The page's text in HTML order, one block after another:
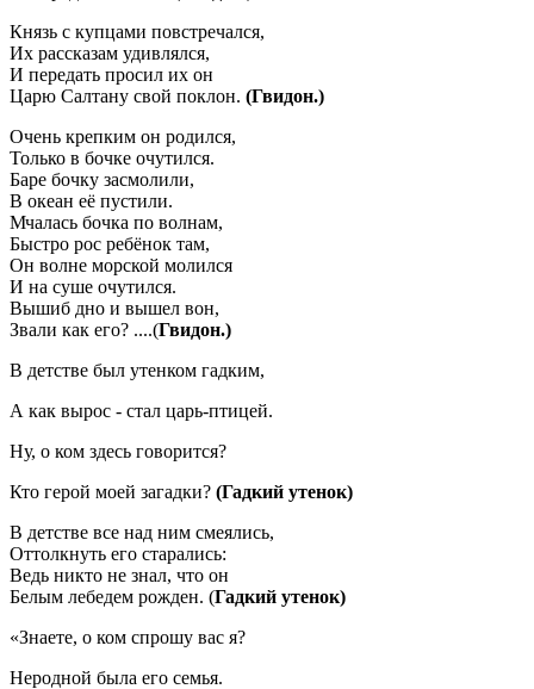
Князь с купцами повстречался,
Их рассказам удивлялся,
И передать просил их он
Царю Салтану свой поклон. (Гвидон.)
Очень крепким он родился,
Только в бочке очутился.
Баре бочку засмолили,
В океан её пустили.
Мчалась бочка по волнам,
Быстро рос ребёнок там,
Он волне морской молился
И на суше очутился.
Вышиб дно и вышел вон,
Звали как его? ....(Гвидон.)
В детстве был утенком гадким,
А как вырос - стал царь-птицей.
Ну, о ком здесь говорится?
Кто герой моей загадки? (Гадкий утенок)
В детстве все над ним смеялись,
Оттолкнуть его старались:
Ведь никто не знал, что он
Белым лебедем рожден. (Гадкий утенок)
«Знаете, о ком спрошу вас я?
Неродной была его семья.